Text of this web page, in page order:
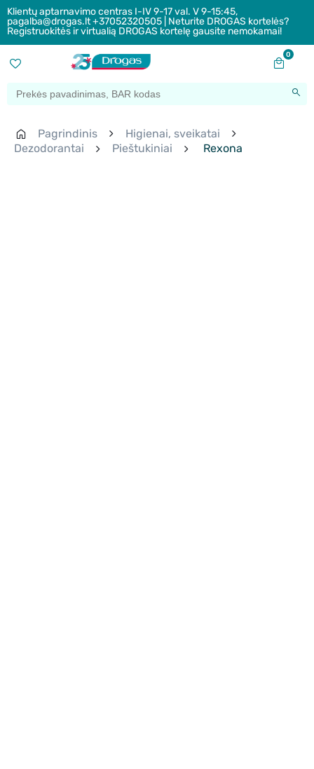
Klientų aptarnavimo centras I-IV 9-17 val. V 9-15:45,
pagalba@drogas.lt +37052320505 | Neturite DROGAS kortelės?
Registruokitės ir virtualią DROGAS kortelę gausite nemokamai!
0
Pagrindinis
Higienai, sveikatai
Dezodorantai
Pieštukiniai Rexona